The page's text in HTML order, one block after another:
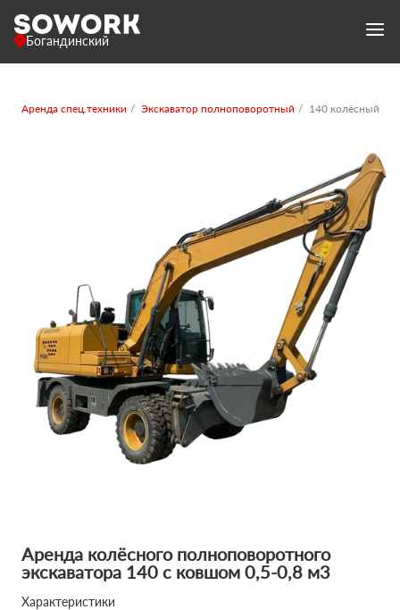
Богандинский
Аренда спец.техники Экскаватор полноповоротный 140 колёсный с
Аренда колёсного полноповоротного
экскаватора 140 с ковшом 0,5-0,8 м3
Характеристики